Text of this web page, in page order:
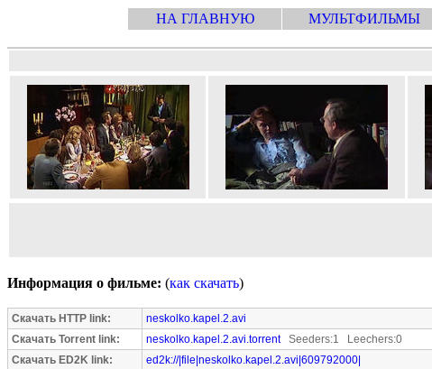
НА ГЛАВНУЮ МУЛЬТФИЛЬМЫ
Информация о фильме: (как скачать)
Скачать HTTP link:
neskolko.kapel.2.avi
Скачать Torrent link:
neskolko.kapel.2.avi.torrentSeeders:1 Leechers:0
Скачать ED2K link:
ed2k://|file|neskolko.kapel.2.avi|609792000|